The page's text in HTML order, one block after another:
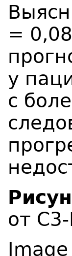
=
у
с
от
Image